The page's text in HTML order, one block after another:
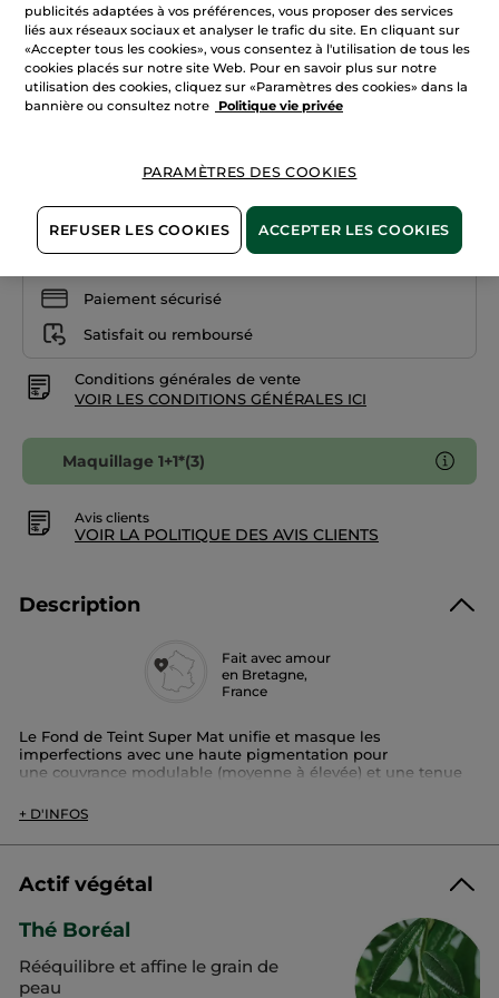
Lire
les
avis
sur
de
teint
matifiant
Beige 100
Quantité
AJOUTER AU PANIER
Paiement sécurisé
Satisfait ou remboursé
Conditions générales de vente
VOIR LES CONDITIONS GÉNÉRALES ICI
Maquillage 1+1*(3)
Avis clients
VOIR LA POLITIQUE DES AVIS CLIENTS
Description
Fait avec amour
en Bretagne,
France
Le Fond de Teint Super Mat unifie et masque les
imperfections avec une haute pigmentation pour
une couvrance modulable (moyenne à élevée) et une tenue
La peau est matifiée grâce à la poudre de thé Boréal et
rééquilibrée : jour après jour, les zones de brillances sont
atténuées. Sur la peau la texture crémeuse et fluide fusionne
formule composée à 86% de base soin.
- Tenue 16h*
- Non comédogène, non occlusif.
- Extrait végétal de poudre de Thé Boréal 100%
+ D'INFOS
Actif végétal
Thé Boréal
Rééquilibre et affine le grain de
peau
publicités adaptées à vos préférences, vous proposer des services
liés aux réseaux sociaux et analyser le trafic du site. En cliquant sur
«Accepter tous les cookies», vous consentez à l'utilisation de tous les
cookies placés sur notre site Web. Pour en savoir plus sur notre
utilisation des cookies, cliquez sur «Paramètres des cookies» dans la
bannière ou consultez notre
Politique vie privée
PARAMÈTRES DES COOKIES
REFUSER LES COOKIES ACCEPTER LES COOKIES